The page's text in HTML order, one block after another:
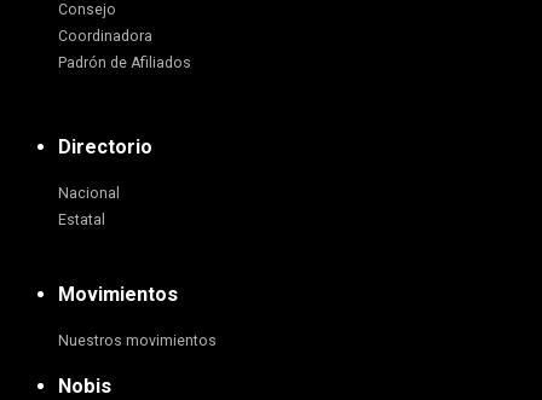
Consejo
Coordinadora
Padrón de Afiliados
Directorio
Nacional
Estatal
Movimientos
Nuestros movimientos
Nobis